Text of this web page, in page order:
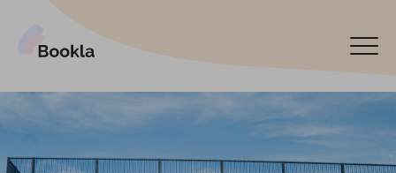
Подключить мой бизнес